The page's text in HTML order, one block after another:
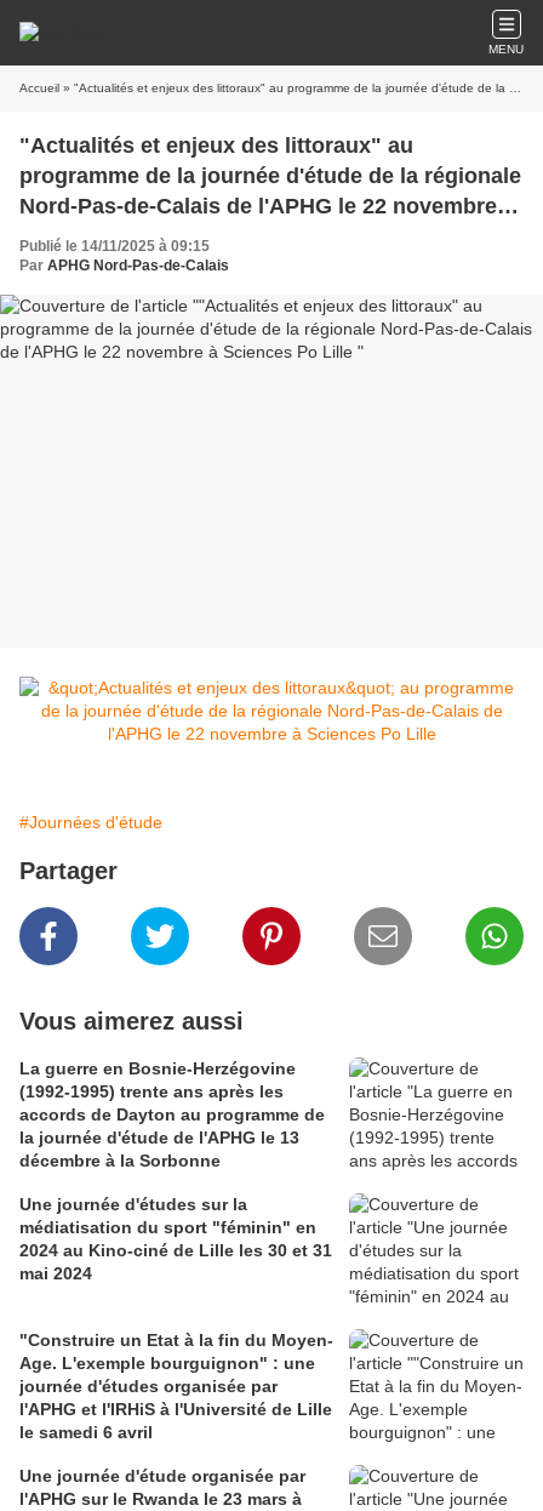
MENU
Accueil » "Actualités et enjeux des littoraux" au programme de la journée d'étude de la régionale Nord-Pas-de-Calais de l'APHG le 22 novembre à Sciences Po Lille
"Actualités et enjeux des littoraux" au
programme de la journée d'étude de la régionale
Nord-Pas-de-Calais de l'APHG le 22 novembre à
Sciences Po Lille
Publié le 14/11/2025 à 09:15
Par APHG Nord-Pas-de-Calais
#Journées d'étude
Partager
Vous aimerez aussi
La guerre en Bosnie-Herzégovine
(1992-1995) trente ans après les
accords de Dayton au programme de
la journée d'étude de l'APHG le 13
décembre à la Sorbonne
Une journée d'études sur la
médiatisation du sport "féminin" en
2024 au Kino-ciné de Lille les 30 et 31
mai 2024
"Construire un Etat à la fin du Moyen-
Age. L'exemple bourguignon" : une
journée d'études organisée par
l'APHG et l'IRHiS à l'Université de Lille
le samedi 6 avril
Une journée d'étude organisée par
l'APHG sur le Rwanda le 23 mars à